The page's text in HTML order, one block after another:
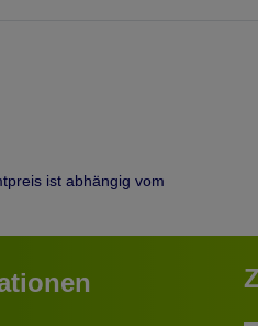
ist abhängig vom